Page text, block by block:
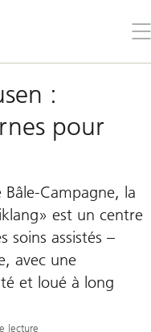
le
:
pour
Campagne, la
est un centre
soins assistés –
avec une
et loué à long
lecture